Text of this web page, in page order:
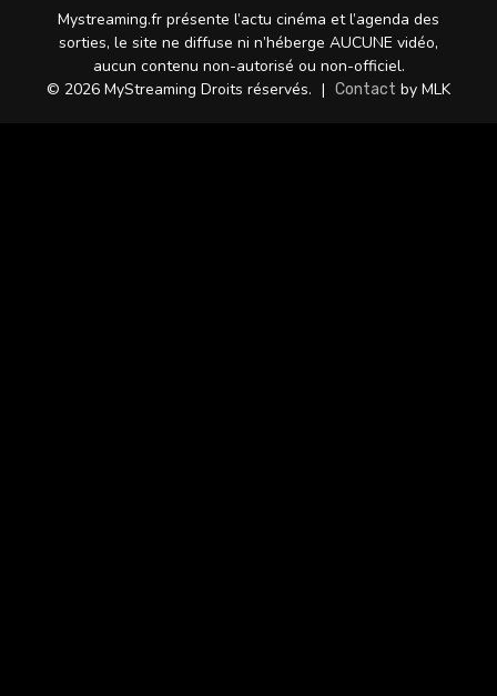
Mystreaming.fr présente l’actu cinéma et l’agenda des
sorties, le site ne diffuse ni n’héberge AUCUNE vidéo,
aucun contenu non-autorisé ou non-officiel.
© 2026 MyStreaming Droits réservés. | Contact by MLK